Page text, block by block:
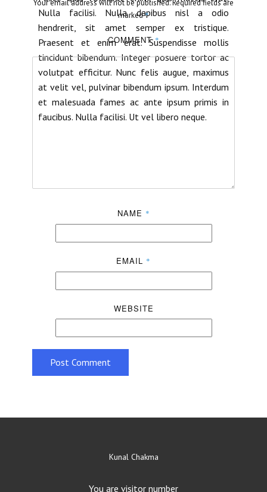
Nulla facilisi. Nulla dapibus nisl a odio
hendrerit, sit amet semper ex tristique.
Praesent et enim erat. Suspendisse mollis
tincidunt bibendum. Integer posuere tortor ac
volutpat efficitur. Nunc felis augue, maximus
at velit vel, pulvinar bibendum ipsum. Interdum
et malesuada fames ac ante ipsum primis in
faucibus. Nulla facilisi. Ut vel libero neque.
Your email address will not be published.Required fields are
marked*
COMMENT*
NAME *
EMAIL *
WEBSITE
Post Comment
Kunal Chakma
You are visitor number